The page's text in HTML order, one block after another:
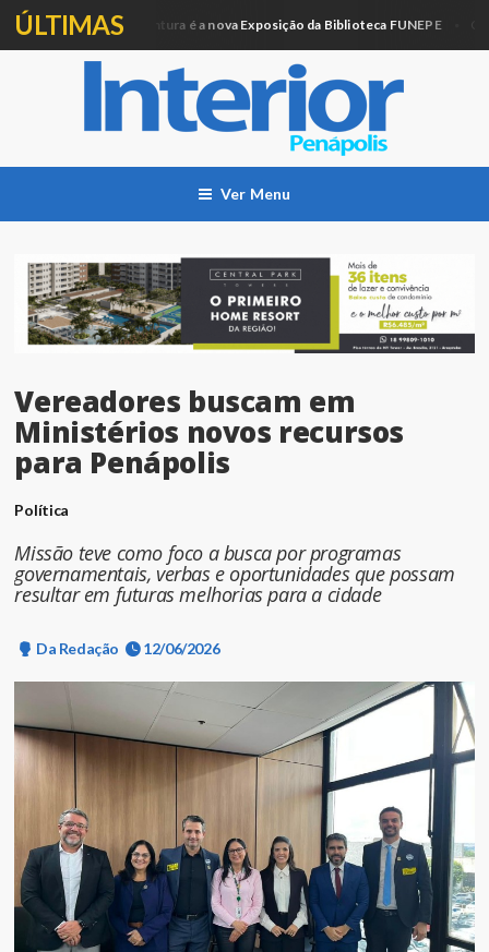
ÚLTIMAS
Artesanato e Pintura é a nova Exposição da Biblioteca FUNEPE
Ver Menu
Vereadores buscam em
Ministérios novos recursos
para Penápolis
Política
Missão teve como foco a busca por programas
governamentais, verbas e oportunidades que possam
resultar em futuras melhorias para a cidade
Da Redação 12/06/2026